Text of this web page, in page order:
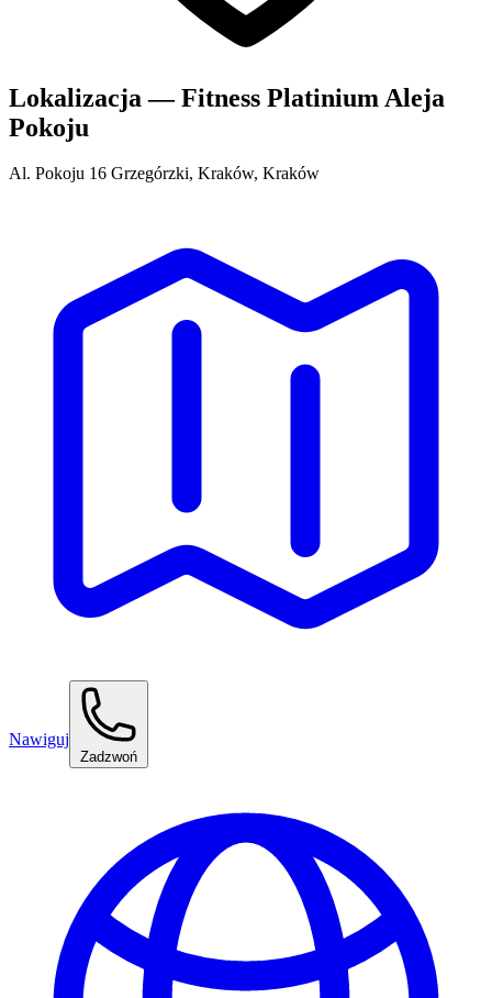
Lokalizacja — Fitness Platinium Aleja
Pokoju
Al. Pokoju 16 Grzegórzki, Kraków, Kraków
Nawiguj
Zadzwoń